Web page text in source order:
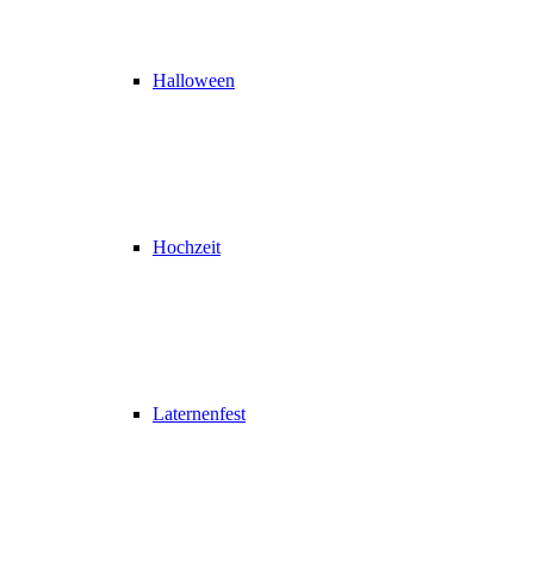
Halloween
Hochzeit
Laternenfest